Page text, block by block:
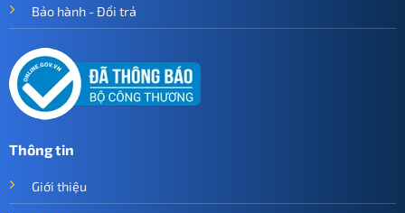
Bảo hành - Đổi trả
Thông tin
Giới thiệu